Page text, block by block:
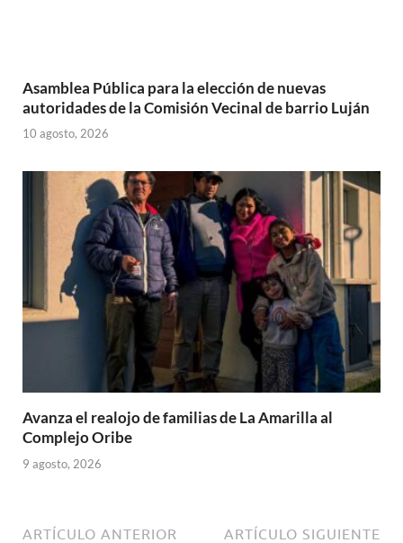
Asamblea Pública para la elección de nuevas
autoridades de la Comisión Vecinal de barrio Luján
10 agosto, 2026
Avanza el realojo de familias de La Amarilla al
Complejo Oribe
9 agosto, 2026
ARTÍCULO ANTERIOR ARTÍCULO SIGUIENTE